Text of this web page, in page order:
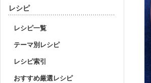
レシピ
レシピ一覧
テーマ別レシピ
レシピ索引
おすすめ厳選レシピ